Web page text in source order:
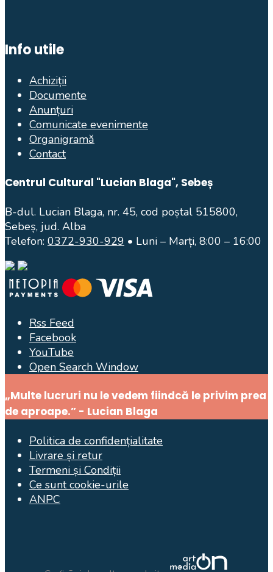
Info utile
Achiziții
Documente
Anunțuri
Comunicate evenimente
Organigramă
Contact
Centrul Cultural "Lucian Blaga", Sebeș
B-dul. Lucian Blaga, nr. 45, cod poștal 515800,
Sebeș, jud. Alba
Telefon: 0372-930-929 • Luni – Marți, 8:00 – 16:00
Rss Feed
Facebook
YouTube
Open Search Window
„Multe lucruri nu le vedem fiindcă le privim prea
de aproape.” - Lucian Blaga
Politica de confidențialitate
Livrare și retur
Termeni și Condiții
Ce sunt cookie-urile
ANPC